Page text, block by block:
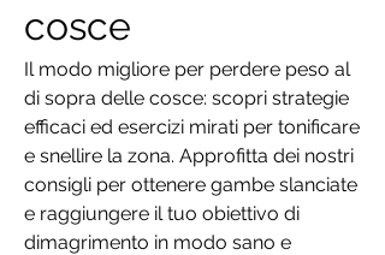
cosce
Il modo migliore per perdere peso al
di sopra delle cosce: scopri strategie
efficaci ed esercizi mirati per tonificare
e snellire la zona. Approfitta dei nostri
consigli per ottenere gambe slanciate
e raggiungere il tuo obiettivo di
dimagrimento in modo sano e